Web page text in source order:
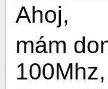
Ahoj,
mám